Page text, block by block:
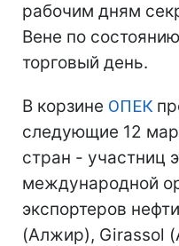
рабочим дням
Вене по
торговый день.
В корзине ОПЕК
следующие 12
стран - участниц
международной
экспортеров
(Алжир), Girassol